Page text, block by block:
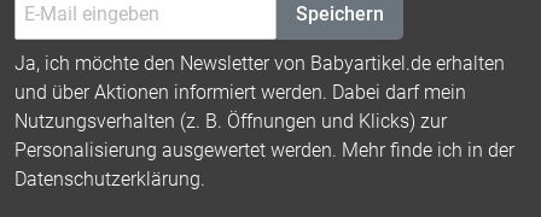
Speichern
Ja, ich möchte den Newsletter von Babyartikel.de erhalten
und über Aktionen informiert werden. Dabei darf mein
Nutzungsverhalten (z. B. Öffnungen und Klicks) zur
Personalisierung ausgewertet werden. Mehr finde ich in der
Datenschutzerklärung.